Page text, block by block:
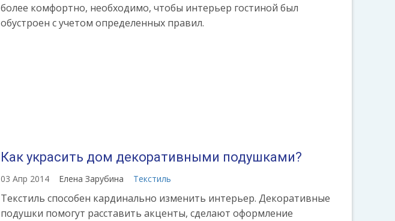
более комфортно, необходимо, чтобы интерьер гостиной был
обустроен с учетом определенных правил.
Как украсить дом декоративными подушками?
03 Апр 2014 Елена Зарубина Текстиль
Текстиль способен кардинально изменить интерьер. Декоративные
подушки помогут расставить акценты, сделают оформление